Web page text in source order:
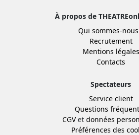
À propos de
Qui sommes-nous
Recrutement
Mentions légales
Contacts
Spectateurs
Service client
Questions
CGVet données
Préférences des